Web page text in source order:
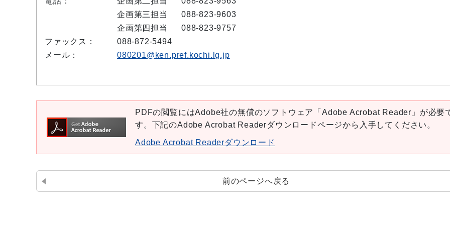
企画第三担当
088-823-9603
企画第四担当
088-823-9757
ファックス：
088-872-5494
メール：
080201@ken.pref.kochi.lg.jp
PDFの閲覧にはAdobe社の無償のソフトウェア「Adobe Acrobat Reader」が必要
す。下記のAdobe Acrobat Readerダウンロードページから入手してください。
Adobe Acrobat Readerダウンロード
前のページへ戻る